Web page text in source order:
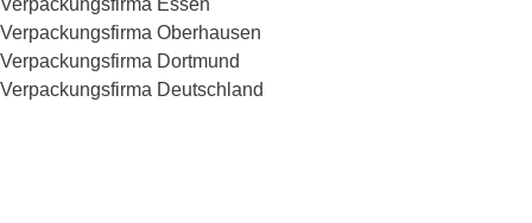
Verpackungsfirma Essen
Verpackungsfirma Oberhausen
Verpackungsfirma Dortmund
Verpackungsfirma Deutschland